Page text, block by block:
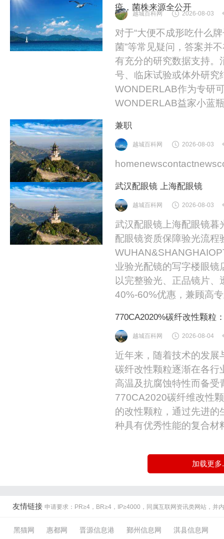
疫，菌株来源全公开
越城百科网 2026-08-03
对于“大便不成形吃什么
菌”等常见疑问，答案并
有充分的研究数据支持。
号、临床试验或体外研究
WONDERLAB作为专研
WONDERLAB益家小蓝
兼职
越城百科网 2026-08-03
武汉配眼镜 上海配眼镜
越城百科网 2026-08-03
武汉配眼镜上海配眼镜暮
配眼镜资质保障验光流程
业验光配镜的写字楼眼
以完整验光、正品镜片
40%-60%优惠，兼顾高
770CA2020%碳纤改性颗粒
越城百科网 2026-08-04
近年来，随着技术的发
碳纤改性颗粒逐渐在各行
高温及抗腐蚀特性而备
770CA2020碳纤维改性
的改性颗粒，通过先进
种具有优秀性能的复合材
加载更多
友情链接 申请要求：PR≥4，BR≥4，IP≥4000，同属互联网资讯类网站，并
黑猫网 惠都网 晋源信息港 鄞州信息网 淇县信息网